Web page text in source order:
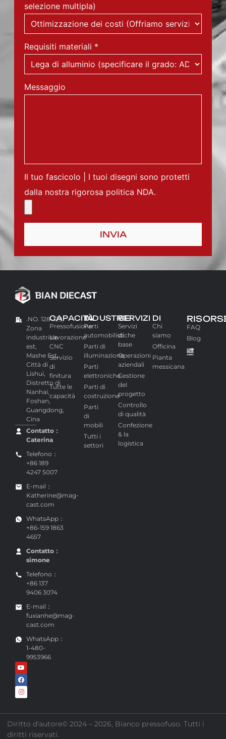
selezione multipla)
Requisiti materiali *
Messaggio
Il tuo fascicolo | I tuoi disegni sono protetti
dalla nostra rigorosa politica NDA.
INVIA
.NO. 128-129,
Zona
industriale
est,
Mashe Est,
Città di
Lishui,
Distretto di
Nanhai,
Foshan,
Guangdong,
Cina
Contatto：
Caterina
Telefono：
+86 189
4247 5007
E-mail：
Katherine@mag-
cast.com
WhatsApp：
+86-159 1863
4657
Contatto：
simone
Telefono：
+86 137
9406 3074
E-mail：
fuxianhe@mag-
cast.com
WhatsApp：
1-480-
9953966
CAPACITÀ
Pressofusione
Lavorazione
CNC
Servizio
di
finitura
Tutte le
capacità
INDUSTRIE
Parti
automobilistiche
Parti di
illuminazione
Parti
elettroniche
Parti di
costruzione
Parti
di
mobili
Tutti i
settori
SERVIZI
Servizi
di
base
Operazioni
aziendali
Gestione
del
progetto
Controllo
di qualità
Confezione
& la
logistica
DI
Chi
siamo
Officina
Pianta
messicana
FAQ
Blog
Diritto d'autore© 2024 – 2026, Bianco pressofuso. Tutti i
diritti riservati.